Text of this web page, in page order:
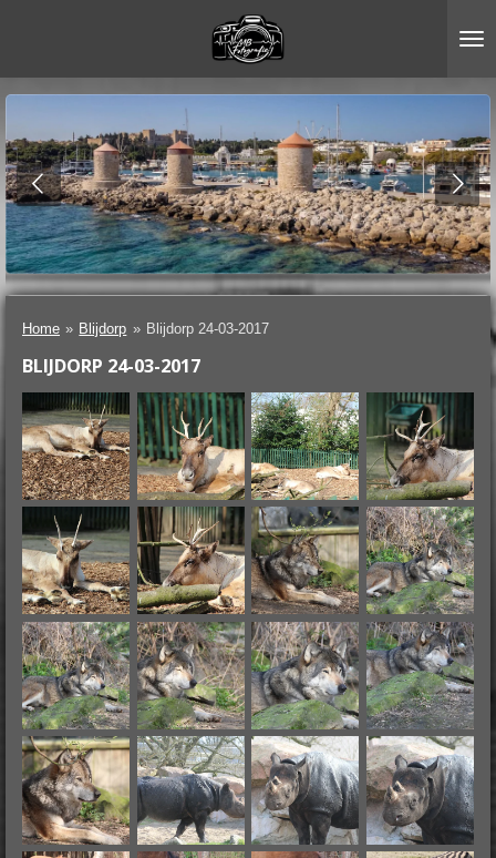
Home » Blijdorp » Blijdorp 24-03-2017
BLIJDORP 24-03-2017